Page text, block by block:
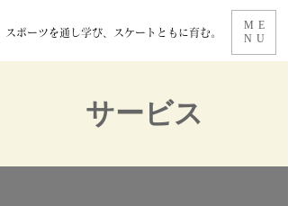
スポーツを通し学び、スケートともに育む。
ME
NU
サービス